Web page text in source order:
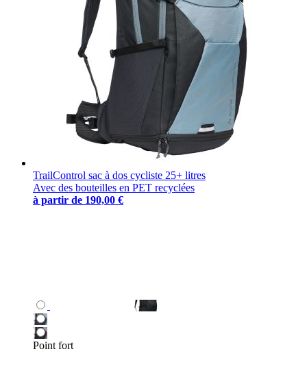
TrailControl sac à dos cycliste 25+ litres
Avec des bouteilles en PET recyclées
à partir de 190,00 €
Point fort